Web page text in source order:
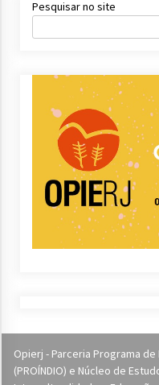
Pesquisar no site
Opierj - Parceria Programa
(PROÍNDIO) e Núcleo de